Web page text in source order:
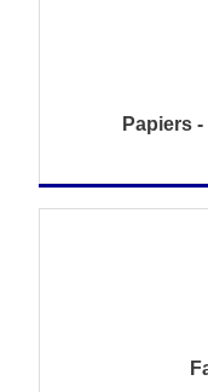
Papiers